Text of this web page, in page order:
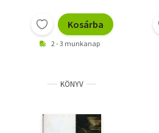
Kosárba
2 - 3 munkanap
KÖNYV